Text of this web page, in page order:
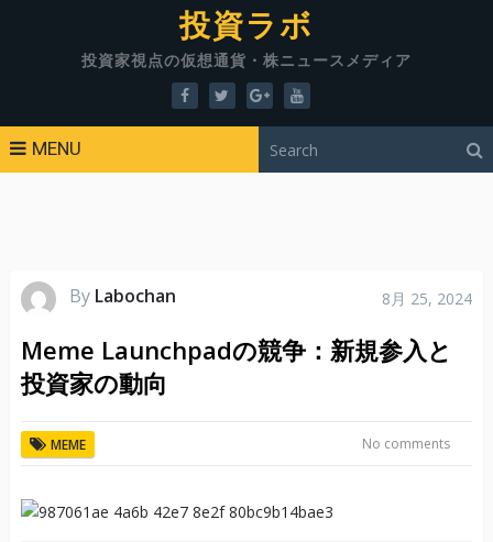
投資ラボ
投資家視点の仮想通貨・株ニュースメディア
MENU
By Labochan 8月 25, 2024
Meme Launchpadの競争：新規参入と
投資家の動向
MEME No comments